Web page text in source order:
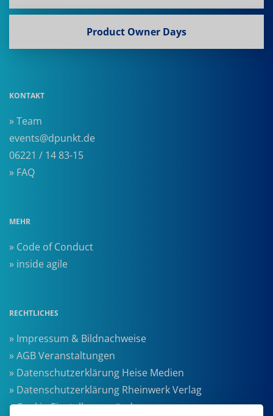
Product Owner Days
KONTAKT
» Team
events@dpunkt.de
06221 / 14 83-15
» FAQ
MEHR
» Code of Conduct
» inside agile
RECHTLICHES
» Impressum & Bildnachweise
» AGB Veranstaltungen
» Datenschutzerklärung Heise Medien
» Datenschutzerklärung Rheinwerk Verlag
» Cookie-Einstellungen ändern